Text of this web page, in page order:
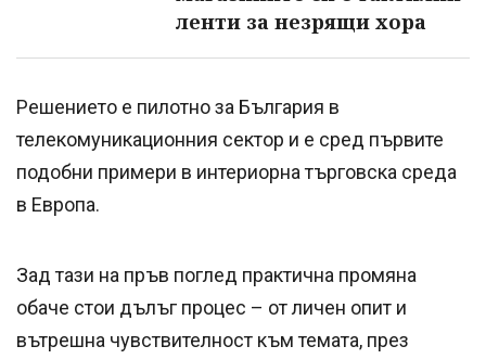
ленти за незрящи хора
Решението е пилотно за България в
телекомуникационния сектор и e сред първите
подобни примери в интериорна търговска среда
в Европа.
Зад тази на пръв поглед практична промяна
обаче стои дълъг процес – от личен опит и
вътрешна чувствителност към темата, през